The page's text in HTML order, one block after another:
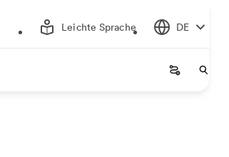
Leichte Sprache DE
Startseite